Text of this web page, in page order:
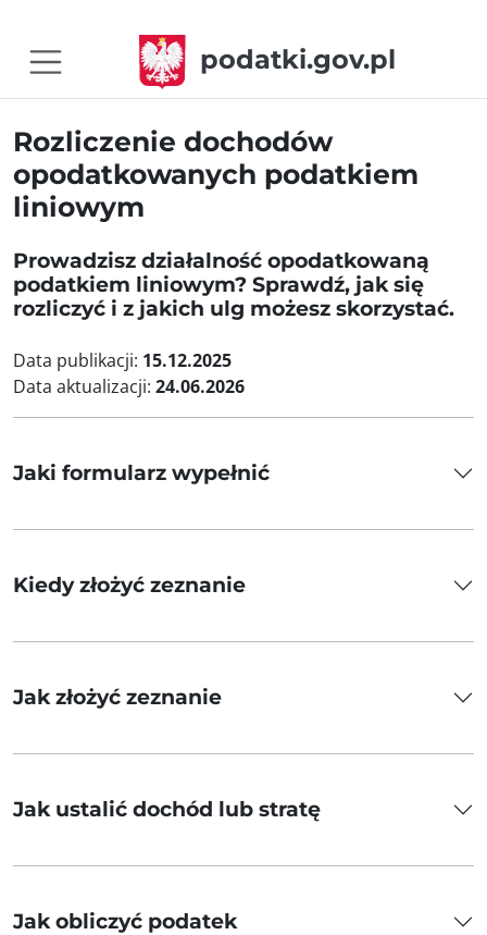
podatki.gov.pl
Rozliczenie dochodów
opodatkowanych podatkiem
liniowym
Prowadzisz działalność opodatkowaną
podatkiem liniowym? Sprawdź, jak się
rozliczyć i z jakich ulg możesz skorzystać.
Data publikacji: 15.12.2025
Data aktualizacji: 24.06.2026
Jaki formularz wypełnić
Kiedy złożyć zeznanie
Jak złożyć zeznanie
Jak ustalić dochód lub stratę
Jak obliczyć podatek